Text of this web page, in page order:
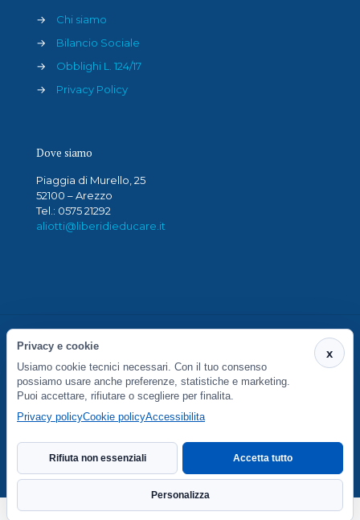
→
Chi siamo
→
Bilancio Sociale
→
Obblighi L. 124/17
→
Privacy Policy
Dove siamo
Piaggia di Murello, 25
52100 – Arezzo
Tel.: 0575 21292
aliotti@liberidieducare.it
S. Maria in Gradi Società Cooperativa Sociale - Via
Piaggia di Murello 27/29 - 52100 Arezzo - P.IVA
01764430516
Dichiarazione di accessibilita
x
Privacy e cookie
Usiamo cookie tecnici necessari. Con il tuo consenso
possiamo usare anche preferenze, statistiche e marketing.
Puoi accettare, rifiutare o scegliere per finalita.
Privacy policyCookie policyAccessibilita
Rifiuta non essenziali
Personalizza
Accetta tutto